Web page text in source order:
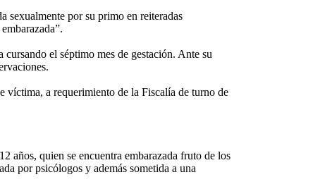
sexualmente por su primo en reiteradas
el séptimo mes de gestación. Ante su
víctima, a requerimiento de la Fiscalía de turno de
años, quien se encuentra embarazada fruto de los
por psicólogos y además sometida a una